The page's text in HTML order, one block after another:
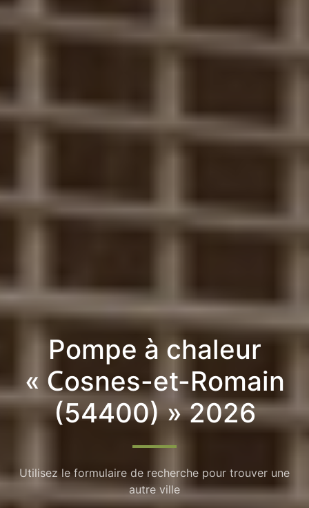
Pompe à chaleur
« Cosnes-et-Romain
(54400) » 2026
Utilisez le formulaire de recherche pour trouver une
autre ville